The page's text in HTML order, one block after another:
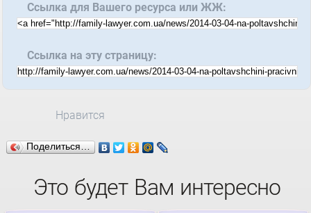
Ссылка для Вашего ресурса или ЖЖ:
Ссылка на эту страницу:
Нравится
Поделиться…
Это будет Вам интересно